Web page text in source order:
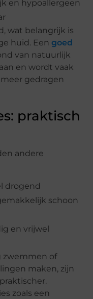
en hypoallergeen
wat belangrijk is
huid. Eengoed
van natuurlijk
en wordt vaak
gedragen
praktisch
andere
drogend
schoon
en vrijwel
zwemmen of
maken, zijn
zoals een